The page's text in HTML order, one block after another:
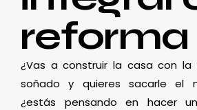
reforma
¿Vas a construir la casa con la
soñado y quieres sacarle el
¿estás pensando en hacer